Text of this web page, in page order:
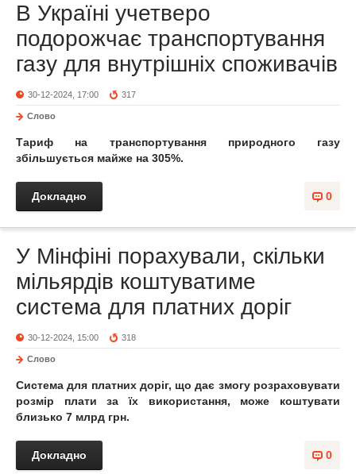
В Україні учетверо
подорожчає транспортування
газу для внутрішніх споживачів
30-12-2024, 17:00 317
Слово
Тариф на транспортування природного газу
збільшується майже на 305%.
0
Докладно
У Мінфіні порахували, скільки
мільярдів коштуватиме
система для платних доріг
30-12-2024, 15:00 318
Слово
Система для платних доріг, що дає змогу розраховувати
розмір плати за їх використання, може коштувати
близько 7 млрд грн.
0
Докладно